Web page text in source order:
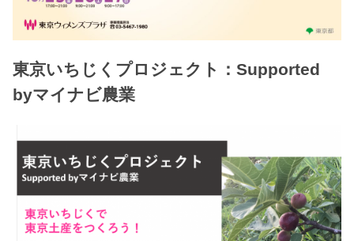
東京いちじくプロジェクト：Supported
byマイナビ農業